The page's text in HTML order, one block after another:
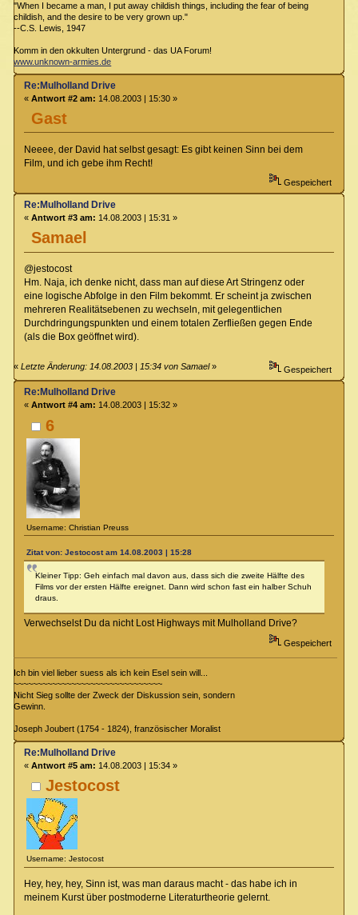
"When I became a man, I put away childish things, including the fear of being
childish, and the desire to be very grown up."
--C.S. Lewis, 1947
Komm in den okkulten Untergrund - das UA Forum!
www.unknown-armies.de
Gast
Re:Mulholland Drive
« Antwort #2 am: 14.08.2003 | 15:30 »
Neeee, der David hat selbst gesagt: Es gibt keinen Sinn bei dem
Film, und ich gebe ihm Recht!
Gespeichert
Samael
Re:Mulholland Drive
« Antwort #3 am: 14.08.2003 | 15:31 »
@jestocost
Hm. Naja, ich denke nicht, dass man auf diese Art Stringenz oder
eine logische Abfolge in den Film bekommt. Er scheint ja zwischen
mehreren Realitätsebenen zu wechseln, mit gelegentlichen
Durchdringungspunkten und einem totalen Zerfließen gegen Ende
(als die Box geöffnet wird).
«Letzte Änderung: 14.08.2003 | 15:34 von Samael» Gespeichert
6
Username: Christian Preuss
Re:Mulholland Drive
« Antwort #4 am: 14.08.2003 | 15:32 »
Zitat von: Jestocost am 14.08.2003 | 15:28
Kleiner Tipp: Geh einfach mal davon aus, dass sich die zweite Hälfte des
Films vor der ersten Hälfte ereignet. Dann wird schon fast ein halber Schuh
draus.
Verwechselst Du da nicht Lost Highways mit Mulholland Drive?
Gespeichert
Ich bin viel lieber suess als ich kein Esel sein will...
~~~~~~~~~~~~~~~~~~~~~~~~~~~~~~~
Nicht Sieg sollte der Zweck der Diskussion sein, sondern
Gewinn.
Joseph Joubert (1754 - 1824), französischer Moralist
Jestocost
Username: Jestocost
Re:Mulholland Drive
« Antwort #5 am: 14.08.2003 | 15:34 »
Hey, hey, hey, Sinn ist, was man daraus macht - das habe ich in
meinem Kurst über postmoderne Literaturtheorie gelernt.